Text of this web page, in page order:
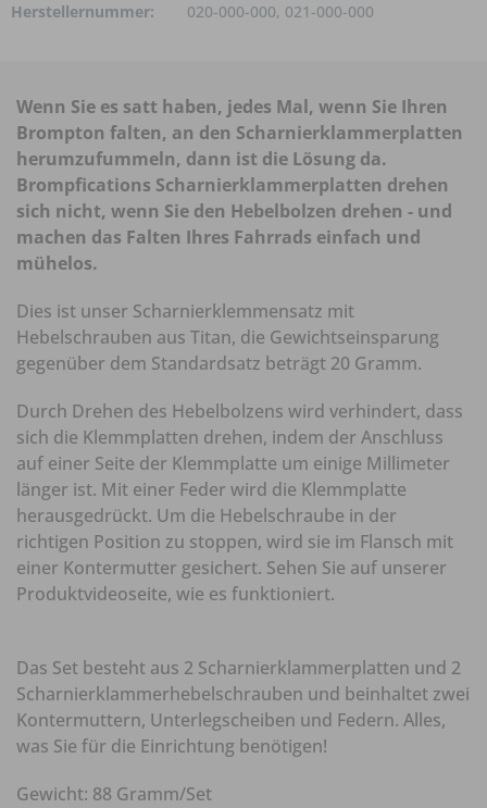
Herstellernummer:
020-000-000, 021-000-000
Wenn Sie es satt haben, jedes Mal, wenn Sie Ihren
Brompton falten, an den Scharnierklammerplatten
herumzufummeln, dann ist die Lösung da.
Brompfications Scharnierklammerplatten drehen
sich nicht, wenn Sie den Hebelbolzen drehen - und
machen das Falten Ihres Fahrrads einfach und
mühelos.
Dies ist unser Scharnierklemmensatz mit
Hebelschrauben aus Titan, die Gewichtseinsparung
gegenüber dem Standardsatz beträgt 20 Gramm.
Durch Drehen des Hebelbolzens wird verhindert, dass
sich die Klemmplatten drehen, indem der Anschluss
auf einer Seite der Klemmplatte um einige Millimeter
länger ist. Mit einer Feder wird die Klemmplatte
herausgedrückt. Um die Hebelschraube in der
richtigen Position zu stoppen, wird sie im Flansch mit
einer Kontermutter gesichert. Sehen Sie auf unserer
Produktvideoseite, wie es funktioniert.
Das Set besteht aus 2 Scharnierklammerplatten und 2
Scharnierklammerhebelschrauben und beinhaltet zwei
Kontermuttern, Unterlegscheiben und Federn. Alles,
was Sie für die Einrichtung benötigen!
Gewicht: 88 Gramm/Set